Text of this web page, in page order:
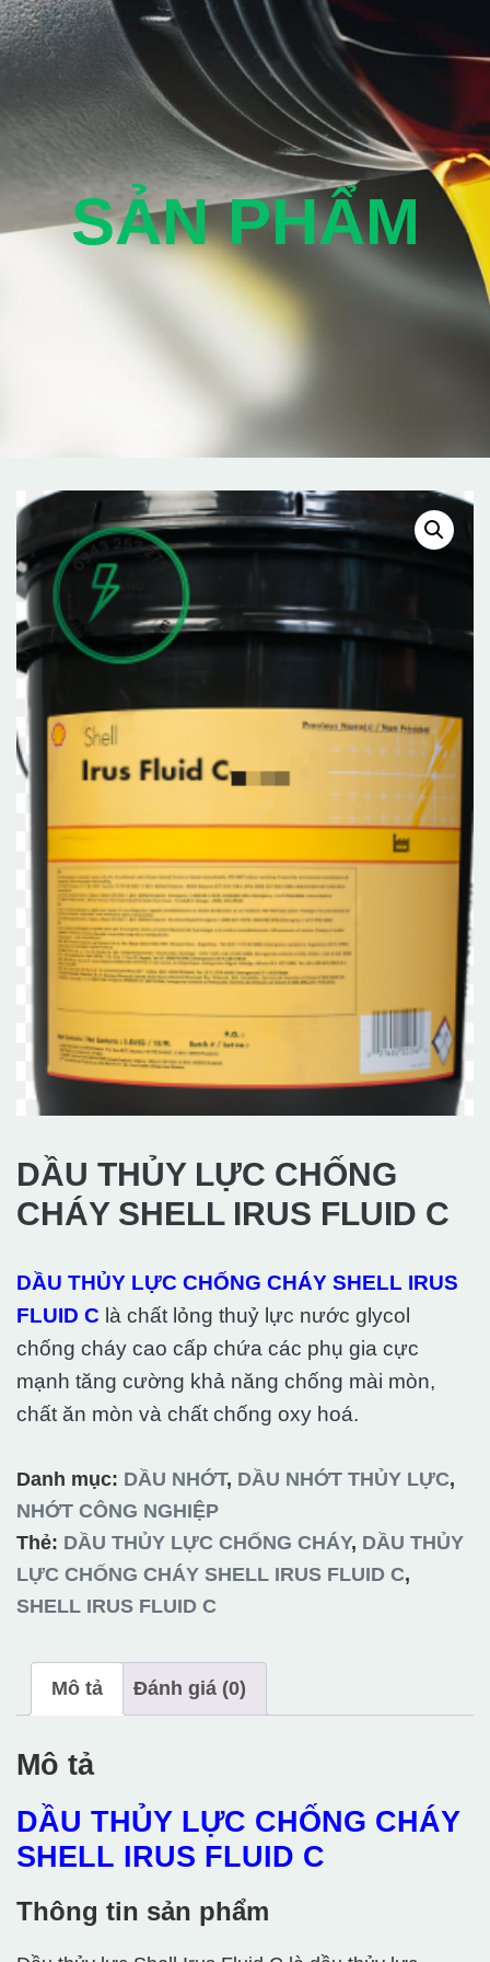
SẢN PHẨM
DẦU THỦY LỰC CHỐNG
CHÁY SHELL IRUS FLUID C
DẦU THỦY LỰC CHỐNG CHÁY SHELL IRUS
FLUID C là chất lỏng thuỷ lực nước glycol
chống cháy cao cấp chứa các phụ gia cực
mạnh tăng cường khả năng chống mài mòn,
chất ăn mòn và chất chống oxy hoá.
Danh mục: DẦU NHỚT, DẦU NHỚT THỦY LỰC,
NHỚT CÔNG NGHIỆP
Thẻ: DẦU THỦY LỰC CHỐNG CHÁY, DẦU THỦY
LỰC CHỐNG CHÁY SHELL IRUS FLUID C,
SHELL IRUS FLUID C
Mô tả Đánh giá (0)
Mô tả
DẦU THỦY LỰC CHỐNG CHÁY
SHELL IRUS FLUID C
Thông tin sản phẩm